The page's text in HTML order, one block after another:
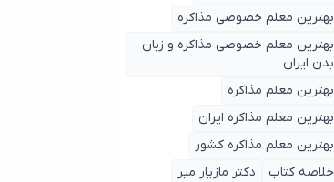
بهترین معلم خصوصی مذاکره
بهترین معلم خصوصی مذاکره و زبان
بدن ایران
بهترین معلم مذاکره
بهترین معلم مذاکره ایران
بهترین معلم مذاکره کشور
خلاصه کتاب
دکتر مازیار میر